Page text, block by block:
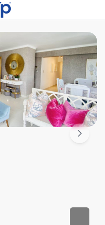
Próximo a la